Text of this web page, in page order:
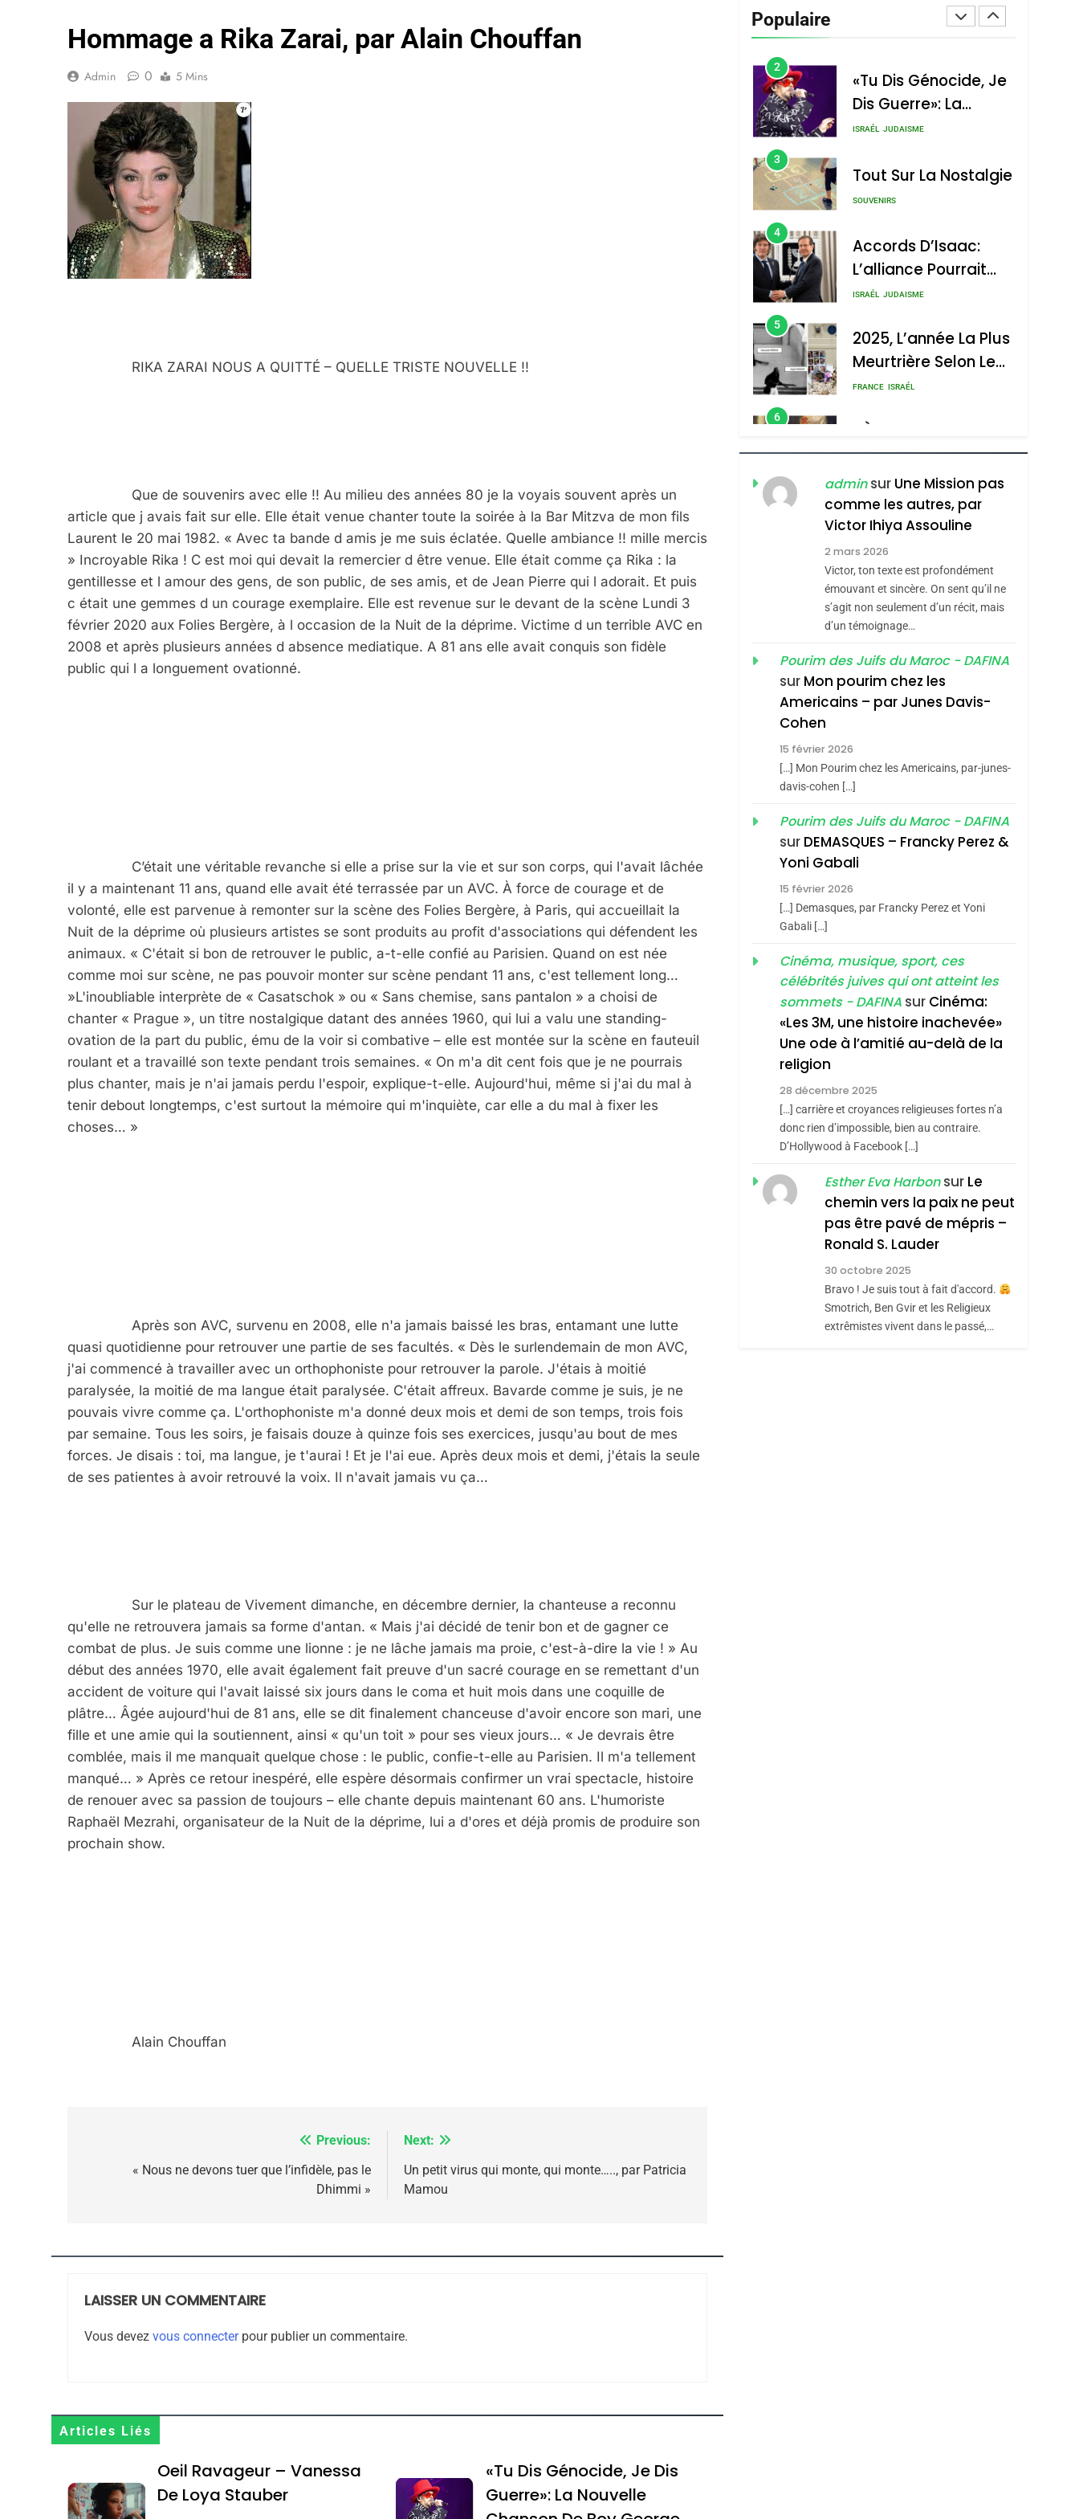
Hommage a Rika Zarai, par Alain Chouffan
Admin 0 5 Mins
		RIKA ZARAI NOUS A QUITTÉ – QUELLE TRISTE NOUVELLE !!
article que j avais fait sur elle. Elle était venue chanter toute la soirée à la Bar Mitzva de mon fils
Laurent le 20 mai 1982. « Avec ta bande d amis je me suis éclatée. Quelle ambiance !! mille mercis
» Incroyable Rika ! C est moi qui devait la remercier d être venue. Elle était comme ça Rika : la
gentillesse et l amour des gens, de son public, de ses amis, et de Jean Pierre qui l adorait. Et puis
c était une gemmes d un courage exemplaire. Elle est revenue sur le devant de la scène Lundi 3
février 2020 aux Folies Bergère, à l occasion de la Nuit de la déprime. Victime d un terrible AVC en
2008 et après plusieurs années d absence mediatique. A 81 ans elle avait conquis son fidèle
public qui l a longuement ovationné.
il y a maintenant 11 ans, quand elle avait été terrassée par un AVC. À force de courage et de
volonté, elle est parvenue à remonter sur la scène des Folies Bergère, à Paris, qui accueillait la
Nuit de la déprime où plusieurs artistes se sont produits au profit d'associations qui défendent les
animaux. « C'était si bon de retrouver le public, a-t-elle confié au Parisien. Quand on est née
comme moi sur scène, ne pas pouvoir monter sur scène pendant 11 ans, c'est tellement long…
»L'inoubliable interprète de « Casatschok » ou « Sans chemise, sans pantalon » a choisi de
chanter « Prague », un titre nostalgique datant des années 1960, qui lui a valu une standing-
ovation de la part du public, ému de la voir si combative – elle est montée sur la scène en fauteuil
roulant et a travaillé son texte pendant trois semaines. « On m'a dit cent fois que je ne pourrais
plus chanter, mais je n'ai jamais perdu l'espoir, explique-t-elle. Aujourd'hui, même si j'ai du mal à
tenir debout longtemps, c'est surtout la mémoire qui m'inquiète, car elle a du mal à fixer les
choses… »
quasi quotidienne pour retrouver une partie de ses facultés. « Dès le surlendemain de mon AVC,
j'ai commencé à travailler avec un orthophoniste pour retrouver la parole. J'étais à moitié
paralysée, la moitié de ma langue était paralysée. C'était affreux. Bavarde comme je suis, je ne
pouvais vivre comme ça. L'orthophoniste m'a donné deux mois et demi de son temps, trois fois
par semaine. Tous les soirs, je faisais douze à quinze fois ses exercices, jusqu'au bout de mes
forces. Je disais : toi, ma langue, je t'aurai ! Et je l'ai eue. Après deux mois et demi, j'étais la seule
de ses patientes à avoir retrouvé la voix. Il n'avait jamais vu ça…
qu'elle ne retrouvera jamais sa forme d'antan. « Mais j'ai décidé de tenir bon et de gagner ce
combat de plus. Je suis comme une lionne : je ne lâche jamais ma proie, c'est-à-dire la vie ! » Au
début des années 1970, elle avait également fait preuve d'un sacré courage en se remettant d'un
accident de voiture qui l'avait laissé six jours dans le coma et huit mois dans une coquille de
plâtre… Âgée aujourd'hui de 81 ans, elle se dit finalement chanceuse d'avoir encore son mari, une
fille et une amie qui la soutiennent, ainsi « qu'un toit » pour ses vieux jours… « Je devrais être
comblée, mais il me manquait quelque chose : le public, confie-t-elle au Parisien. Il m'a tellement
manqué… » Après ce retour inespéré, elle espère désormais confirmer un vrai spectacle, histoire
de renouer avec sa passion de toujours – elle chante depuis maintenant 60 ans. L'humoriste
Raphaël Mezrahi, organisateur de la Nuit de la déprime, lui a d'ores et déjà promis de produire son
prochain show.
		Alain Chouffan
Previous:
« Nous ne devons tuer que l’infidèle, pas le
Dhimmi »
Next:
Un petit virus qui monte, qui monte….., par Patricia
Mamou
LAISSER UN COMMENTAIRE
Vous devez vous connecterpour publier un commentaire.
Articles Liés
Oeil Ravageur – Vanessa
De Loya Stauber
«Tu Dis Génocide, Je Dis
Guerre»: La Nouvelle
Populaire
Vanessa De Loya
2
«Tu Dis Génocide, Je
Dis Guerre»: La
Nouvelle Chanson De
ISRAÉL JUDAISME
3
Tout Sur La Nostalgie
SOUVENIRS
4
Accords D’Isaac:
L’alliance Pourrait
S’étendre À 13 Pays
ISRAÉL JUDAISME
5
2025, L’année La Plus
Meurtrière Selon Le
Rapport D’ADL
FRANCE ISRAÉL
6
FIÈRE, DIGNE ET
RÉSILIENTE :
POURQUOI JE
REVENDIQUE MA
JUDAÏTE Par Thérèse
Zrihen-Dvir
ISRAÉL JUDAISME
CE QUI NOUS
MANQUE – Jacques
Hadida
JUDAISME
Maroc : Les Amandes
De Tafraout, Le Miel
De Tadla Azilal
Consacrés Produits
Du Terroir
DAFINA MAROC
Oeil Ravageur –
2
Dis Guerre»: La
Nouvelle Chanson De
Boy George
ISRAÉL JUDAISME
Accords D’Isaac:
L’alliance Pourrait
S’étendre À 13 Pays
D’Amérique Latine
ISRAÉL JUDAISME
5
Meurtrière Selon Le
Rapport D’ADL
Contre
L’antisémitisme
FRANCE ISRAÉL
FIÈRE, DIGNE ET
RÉSILIENTE :
POURQUOI JE
REVENDIQUE MA
JUDAÏTE Par Thérèse
Zrihen-Dvir
ISRAÉL JUDAISME
CE QUI NOUS
MANQUE – Jacques
Hadida
JUDAISME
Maroc : Les Amandes
adminsur Une Mission pas
comme les autres, par
Victor Ihiya Assouline
2 mars 2026
Victor, ton texte est profondément
émouvant et sincère. On sent qu’il ne
s’agit non seulement d’un récit, mais
d’un témoignage…
Pourim des Juifs du Maroc - DAFINA
sur Mon pourim chez les
Americains – par Junes Davis-
Cohen
15 février 2026
[…] Mon Pourim chez les Americains, par-junes-
davis-cohen […]
Pourim des Juifs du Maroc - DAFINA
sur DEMASQUES – Francky Perez &
Yoni Gabali
15 février 2026
[…] Demasques, par Francky Perez et Yoni
Gabali […]
Cinéma, musique, sport, ces
célébrités juives qui ont atteint les
sommets - DAFINA sur Cinéma:
«Les 3M, une histoire inachevée»
Une ode à l’amitié au-delà de la
religion
28 décembre 2025
[…] carrière et croyances religieuses fortes n’a
donc rien d’impossible, bien au contraire.
D’Hollywood à Facebook […]
Esther Eva Harbonsur Le
chemin vers la paix ne peut
pas être pavé de mépris –
Ronald S. Lauder
30 octobre 2025
Bravo ! Je suis tout à fait d'accord.
Smotrich, Ben Gvir et les Religieux
extrêmistes vivent dans le passé,…
5
2025, L’année La Plus Meurtrière Selon Le Rapport D’ADL Contre L’antisémitisme
CE QUI NOUS MANQUE – Jacques Hadida
Terroir